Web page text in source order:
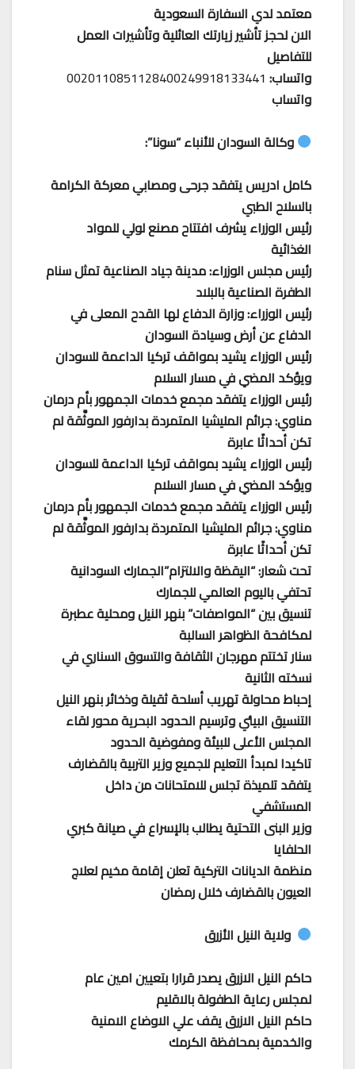
معتمد لدي السفارة السعودية
الان لحجز تأشير زيارتك العائلية وتأشيرات العمل
للتفاصيل
واتساب: 0020110851128400249918133441
واتساب
وكالة السودان للأنباء “سونا”:
كامل ادريس يتفقد جرحى ومصابي معركة الكرامة
بالسلاح الطبي
رئيس الوزراء يشرف افتتاح مصنع لولي للمواد
الغذائية
رئيس مجلس الوزراء: مدينة جياد الصناعية تمثل سنام
الطفرة الصناعية بالبلاد
رئيس الوزراء: وزارة الدفاع لها القدح المعلى في
الدفاع عن أرض وسيادة السودان
رئيس الوزراء يشيد بمواقف تركيا الداعمة للسودان
ويؤكد المضي في مسار السلام
رئيس الوزراء يتفقد مجمع خدمات الجمهور بأم درمان
مناوي: جرائم المليشيا المتمردة بدارفور الموثَّقة لم
تكن أحداثًا عابرة
رئيس الوزراء يشيد بمواقف تركيا الداعمة للسودان
ويؤكد المضي في مسار السلام
رئيس الوزراء يتفقد مجمع خدمات الجمهور بأم درمان
مناوي: جرائم المليشيا المتمردة بدارفور الموثَّقة لم
تكن أحداثًا عابرة
تحت شعار: “اليقظة والالتزام”الجمارك السودانية
تحتفي باليوم العالمي للجمارك
تنسيق بين “المواصفات” بنهر النيل ومحلية عطبرة
لمكافحة الظواهر السالبة
سنار تختتم مهرجان الثقافة والتسوق السناري في
نسخته الثانية
إحباط محاولة تهريب أسلحة ثقيلة وذخائر بنهر النيل
التنسيق البيئي وترسيم الحدود البحرية محور لقاء
المجلس الأعلى للبيئة ومفوضية الحدود
تاكيدا لمبدأ التعليم للجميع وزير التربية بالقضارف
يتفقد تلميذة تجلس للامتحانات من داخل
المستشفي
وزير البنى التحتية يطالب بالإسراع في صيانة كبري
الحلفايا
منظمة الديانات التركية تعلن إقامة مخيم لعلاج
العيون بالقضارف خلال رمضان
ولاية النيل الأزرق
حاكم النيل الازرق يصدر قرارا بتعيين امين عام
لمجلس رعاية الطفولة بالاقليم
حاكم النيل الازرق يقف علي الاوضاع الامنية
والخدمية بمحافظة الكرمك